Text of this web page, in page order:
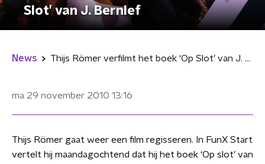
Slot’ van J. Bernlef
News Thijs Römer verfilmt het boek ‘Op Slot’ van J. Bernlef
ma 29 november 2010 13:16
Thijs Römer gaat weer een film regisseren. In FunX Start
vertelt hij maandagochtend dat hij het boek ‘Op slot’ van